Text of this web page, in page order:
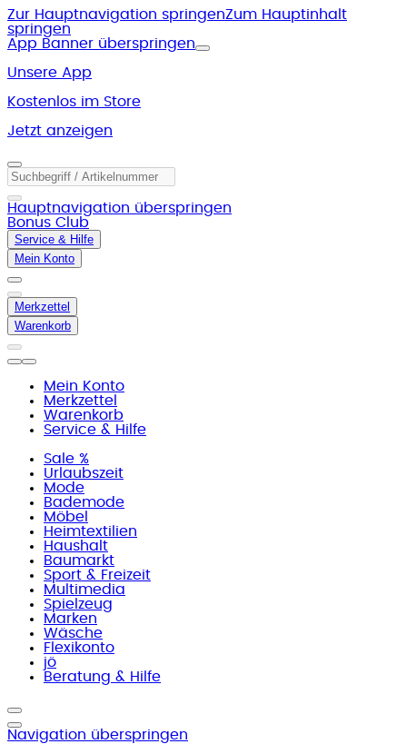
Zur Hauptnavigation springenZum Hauptinhalt
springen
App Banner überspringen
Unsere App
Kostenlos im Store
Jetzt anzeigen
Hauptnavigation überspringen
Bonus Club
Service & Hilfe
Mein Konto
Merkzettel
Warenkorb
Mein Konto
Merkzettel
Warenkorb
Service & Hilfe
Sale %
Urlaubszeit
Mode
Bademode
Möbel
Heimtextilien
Haushalt
Baumarkt
Sport & Freizeit
Multimedia
Spielzeug
Marken
Wäsche
Flexikonto
jö
Beratung & Hilfe
Navigation überspringen